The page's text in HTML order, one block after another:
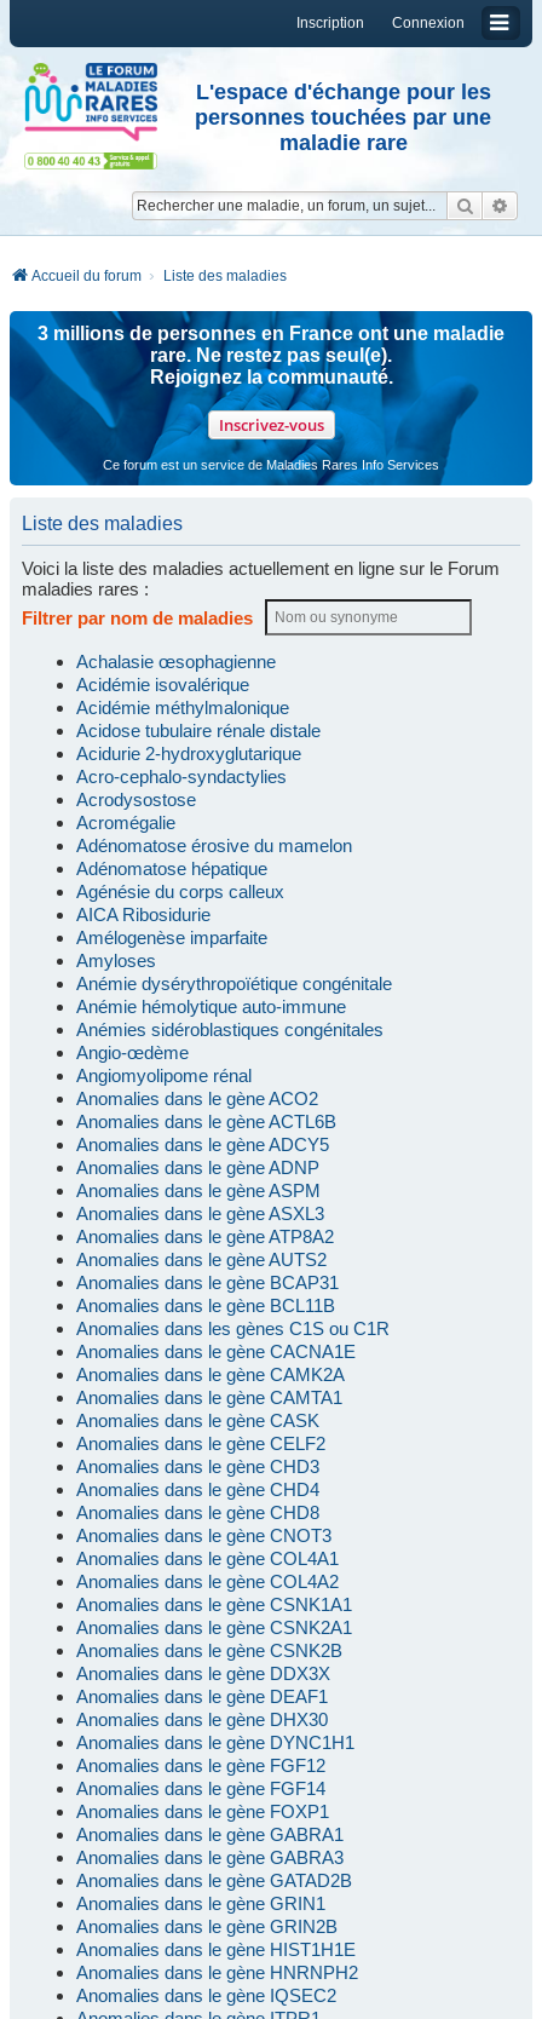
Connexion
Inscription
L'espace d'échange pour les
personnes touchées par une
maladie rare
Accueil du forum Liste des maladies
3 millions de personnes en France ont une maladie
rare. Ne restez pas seul(e).
Rejoignez la communauté.
Inscrivez-vous
Ce forum est un service de Maladies Rares Info Services
Liste des maladies
Voici la liste des maladies actuellement en ligne sur le Forum
maladies rares :
Filtrer par nom de maladies
Achalasie œsophagienne
Acidémie isovalérique
Acidémie méthylmalonique
Acidose tubulaire rénale distale
Acidurie 2-hydroxyglutarique
Acro-cephalo-syndactylies
Acrodysostose
Acromégalie
Adénomatose érosive du mamelon
Adénomatose hépatique
Agénésie du corps calleux
AICA Ribosidurie
Amélogenèse imparfaite
Amyloses
Anémie dysérythropoïétique congénitale
Anémie hémolytique auto-immune
Anémies sidéroblastiques congénitales
Angio-œdème
Angiomyolipome rénal
Anomalies dans le gène ACO2
Anomalies dans le gène ACTL6B
Anomalies dans le gène ADCY5
Anomalies dans le gène ADNP
Anomalies dans le gène ASPM
Anomalies dans le gène ASXL3
Anomalies dans le gène ATP8A2
Anomalies dans le gène AUTS2
Anomalies dans le gène BCAP31
Anomalies dans le gène BCL11B
Anomalies dans les gènes C1S ou C1R
Anomalies dans le gène CACNA1E
Anomalies dans le gène CAMK2A
Anomalies dans le gène CAMTA1
Anomalies dans le gène CASK
Anomalies dans le gène CELF2
Anomalies dans le gène CHD3
Anomalies dans le gène CHD4
Anomalies dans le gène CHD8
Anomalies dans le gène CNOT3
Anomalies dans le gène COL4A1
Anomalies dans le gène COL4A2
Anomalies dans le gène CSNK1A1
Anomalies dans le gène CSNK2A1
Anomalies dans le gène CSNK2B
Anomalies dans le gène DDX3X
Anomalies dans le gène DEAF1
Anomalies dans le gène DHX30
Anomalies dans le gène DYNC1H1
Anomalies dans le gène FGF12
Anomalies dans le gène FGF14
Anomalies dans le gène FOXP1
Anomalies dans le gène GABRA1
Anomalies dans le gène GABRA3
Anomalies dans le gène GATAD2B
Anomalies dans le gène GRIN1
Anomalies dans le gène GRIN2B
Anomalies dans le gène HIST1H1E
Anomalies dans le gène HNRNPH2
Anomalies dans le gène IQSEC2